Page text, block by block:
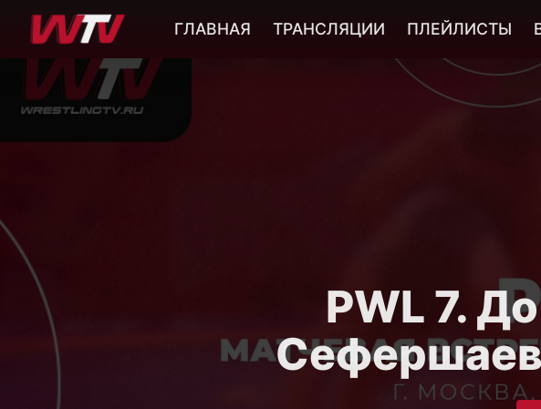
PWL 7.
ГЛАВНАЯ ТРАНСЛЯЦИИ ПЛЕЙЛИСТЫ